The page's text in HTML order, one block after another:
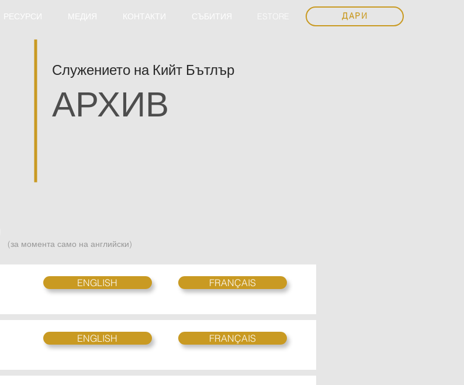
РЕСУРСИ МЕДИЯ КОНТАКТИ СЪБИТИЯ ESTORE ДАРИ
Служението на Кийт Бътлър
АРХИВ
(за момента само на английски)
ENGLISH FRANÇAIS
ENGLISH FRANÇAIS